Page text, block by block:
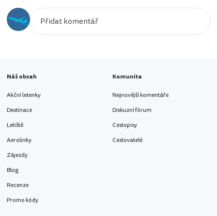
Náš obsah
Akční letenky
Destinace
Letiště
Aerolinky
Zájezdy
Blog
Recenze
Promo kódy
Komunita
Nejnovější komentáře
Diskuzní fórum
Cestopisy
Cestovatelé